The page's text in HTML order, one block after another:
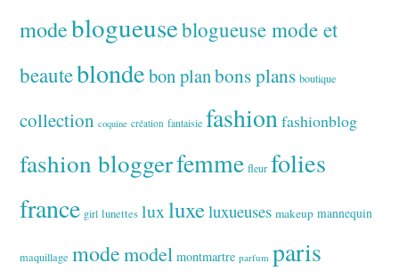
modeblogueuseblogueuse mode et
beauteblondebon planbons plans boutique
collection coquine création fantaisie fashionfashionblog
fashion bloggerfemme fleur folies
france girl lunettes luxluxeluxueuses makeup mannequin
maquillage modemodel montmartre parfum paris